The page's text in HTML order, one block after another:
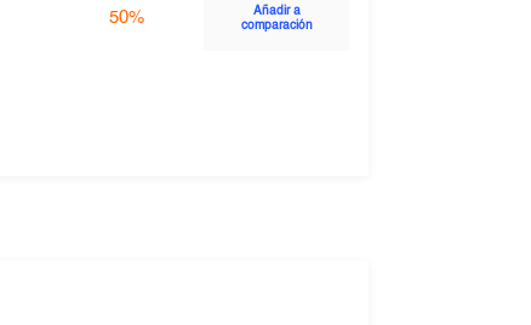
50%
Añadir a
comparación